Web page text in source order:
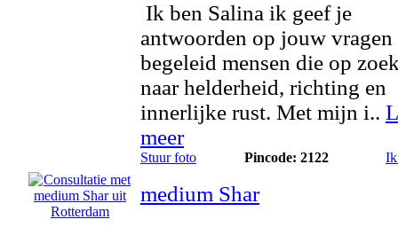
Ik ben Salina ik geef je
antwoorden op jouw vragen
begeleid mensen die op
naar helderheid, richting en
innerlijke rust. Met mijn i..
meer
Stuur foto Pincode: 2122 Ik
medium Shar